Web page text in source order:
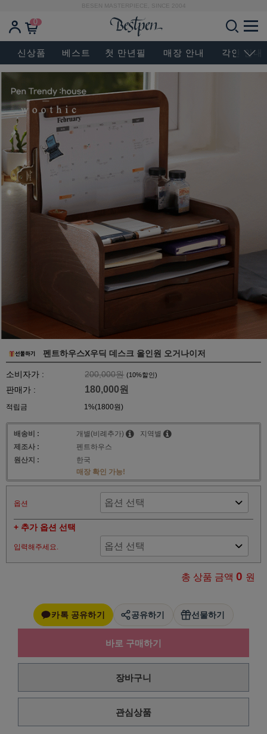
BESEN MASTERPIECE, SINCE 2004
0
신상품 베스트 첫 만년필 매장 안내 각인 안내
펜트하우스X우딕 데스크 올인원 오거나이저
소비자가 : 200,000원 (10%할인)
판매가 : 180,000원
적립금 1%(1800원)
배송비 : 개별(비례추가)
지역별
제조사 :
펜트하우스
원산지 :
한국
매장 확인 가능!
옵션
+ 추가 옵션 선택
입력해주세요.
총 상품 금액 0 원
카톡 공유하기 공유하기 선물하기
바로 구매하기
장바구니
관심상품